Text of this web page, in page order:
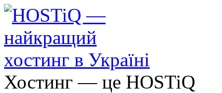
Хостинг — це HOSTiQ